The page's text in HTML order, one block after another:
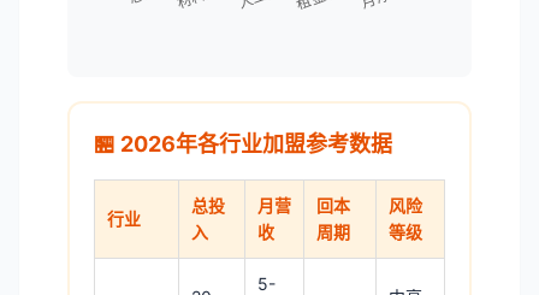
🏪 2026年各行业加盟参考数据
行业
总投
入
月营
收
回本
周期
风险
等级
5-